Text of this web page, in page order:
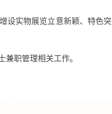
设实物展览立意新颖、特色
兼职管理相关工作。